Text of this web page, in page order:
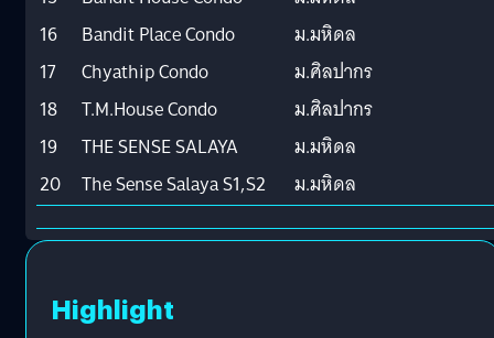
16
Bandit Place Condo
ม.มหิดล
17
Chyathip Condo
ม.ศิลปากร
18
T.M.House Condo
ม.ศิลปากร
19
THE SENSE SALAYA
ม.มหิดล
20
The Sense Salaya S1,S2 ม.มหิดล
Highlight